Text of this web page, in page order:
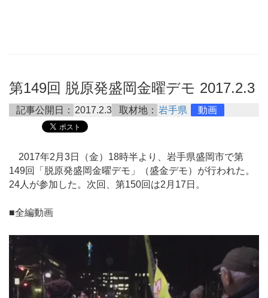
第149回 脱原発盛岡金曜デモ 2017.2.3
記事公開日： 2017.2.3 取材地： 岩手県 動画
2017年2月3日（金）18時半より、岩手県盛岡市で第
149回「脱原発盛岡金曜デモ」（盛金デモ）が行われた。
24人が参加した。次回、第150回は2月17日。
■全編動画